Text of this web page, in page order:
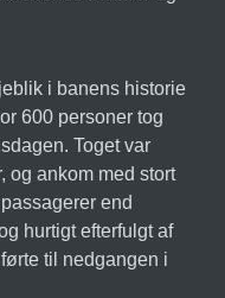
i banens historie
600 personer tog
Toget var
og ankom med stort
end
hurtigt efterfulgt af
til nedgangen i